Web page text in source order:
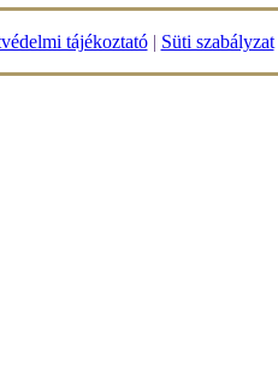
tájékoztató| Süti szabályzat|